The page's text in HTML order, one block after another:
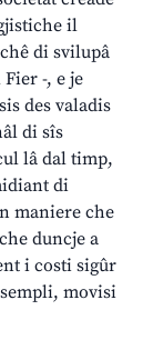
il
di svilupâ
-, e je
des valadis
di sîs
lâ dal timp,
di
maniere che
duncje a
i costi sigûr
movisi